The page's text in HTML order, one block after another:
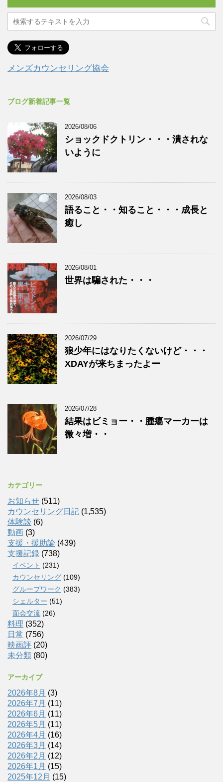
メンズカウンセリング協会
ブログ新着記事一覧
2026/08/06
ショックドクトリン・・・潰されな
いように
2026/08/03
語ること・・知ること・・・成長と
癒し
2026/08/01
世界は騙された・・・
2026/07/29
狼少年にはなりたくないけど・・・
XDAYが来ちまったよー
2026/07/28
結果はビミョー・・腫瘍マーカーは
微々増・・
カテゴリー
お知らせ (511)
カウンセリング日記 (1,535)
体験談 (6)
動画 (3)
支援・援助論 (439)
支援記録 (738)
イベント (231)
カウンセリング (109)
グループワーク (383)
シェルター (51)
面会交流 (26)
料理 (352)
日常 (756)
映画評 (20)
未分類 (80)
アーカイブ
2026年8月 (3)
2026年7月 (11)
2026年6月 (11)
2026年5月 (11)
2026年4月 (16)
2026年3月 (14)
2026年2月 (12)
2026年1月 (15)
2025年12月 (15)